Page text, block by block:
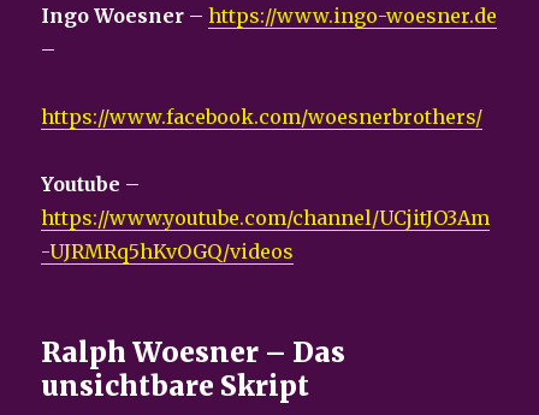
Ingo Woesner –https://www.ingo-woesner.de
–
https://www.facebook.com/woesnerbrothers/
Youtube –
https://www.youtube.com/channel/UCjitJO3Am
-UJRMRq5hKvOGQ/videos
Ralph Woesner – Das
unsichtbare Skript